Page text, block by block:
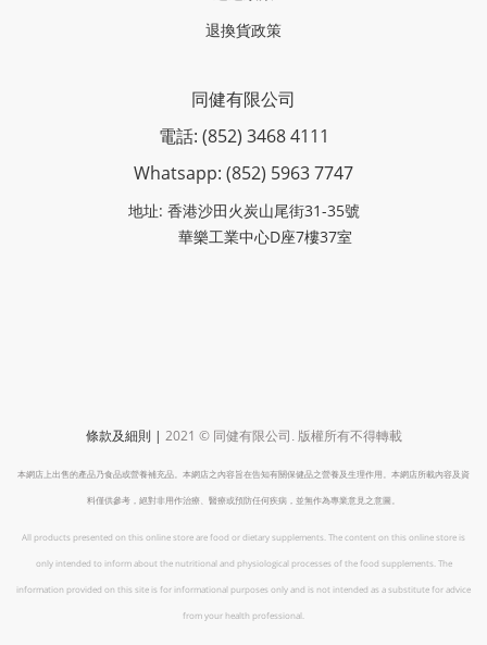
退換貨政策
同健有限公司
電話: (852) 3468 4111
Whatsapp: (852) 5963 7747
地址: 香港沙田火炭山尾街31-35號
華樂工業中心D座7樓37室
條款及細則 | 2021 © 同健有限公司 . 版權所有不得轉載
本網店上出售的產品乃食品或營養補充品。本網店之內容旨在告知有關保健品之營養及生理作用。本網店所載內容及資
料僅供參考，絕對非用作治療、醫療或預防任何疾病，並無作為專業意見之意圖。
All products presented on this online store are food or dietary supplements. The content on this online store is
only intended to inform about the nutritional and physiological processes of the food supplements. The
information provided on this site is for informational purposes only and is not intended as a substitute for advice
from your health professional.